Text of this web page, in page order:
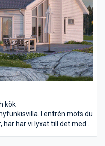
kök
I entrén möts du
har vi lyxat till det med